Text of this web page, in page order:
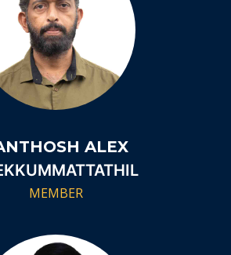
ALEX
MEMBER